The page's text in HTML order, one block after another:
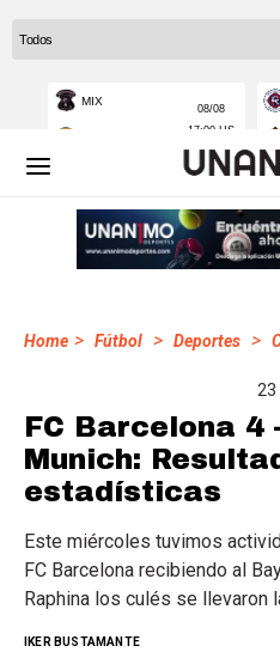
Home > Fútbol > Deportes >
23
FC Barcelona 4
Munich:
estadísticas
Este miércoles tuvimos
FC Barcelona recibiendo al
Raphina los culés se llevaron
IKER BUSTAMANTE